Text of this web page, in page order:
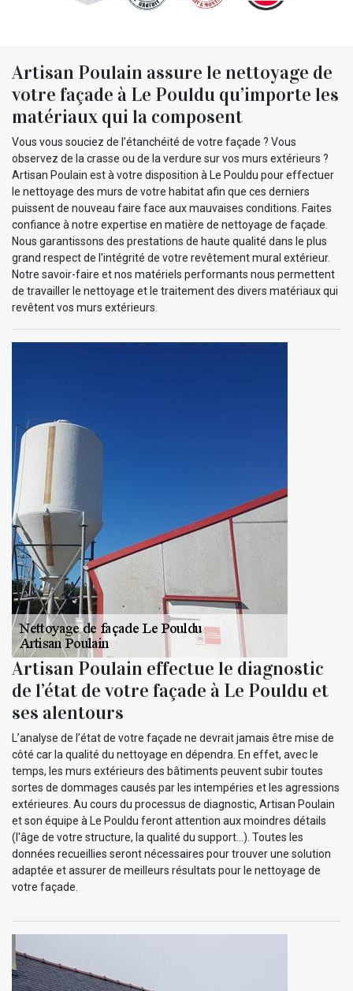
Artisan Poulain assure le nettoyage de
votre façade à Le Pouldu qu’importe les
matériaux qui la composent
Vous vous souciez de l’étanchéité de votre façade ? Vous
observez de la crasse ou de la verdure sur vos murs extérieurs ?
Artisan Poulain est à votre disposition à Le Pouldu pour effectuer
le nettoyage des murs de votre habitat afin que ces derniers
puissent de nouveau faire face aux mauvaises conditions. Faites
confiance à notre expertise en matière de nettoyage de façade.
Nous garantissons des prestations de haute qualité dans le plus
grand respect de l'intégrité de votre revêtement mural extérieur.
Notre savoir-faire et nos matériels performants nous permettent
de travailler le nettoyage et le traitement des divers matériaux qui
revêtent vos murs extérieurs.
Artisan Poulain effectue le diagnostic
de l’état de votre façade à Le Pouldu et
ses alentours
L’analyse de l’état de votre façade ne devrait jamais être mise de
côté car la qualité du nettoyage en dépendra. En effet, avec le
temps, les murs extérieurs des bâtiments peuvent subir toutes
sortes de dommages causés par les intempéries et les agressions
extérieures. Au cours du processus de diagnostic, Artisan Poulain
et son équipe à Le Pouldu feront attention aux moindres détails
(l'âge de votre structure, la qualité du support…). Toutes les
données recueillies seront nécessaires pour trouver une solution
adaptée et assurer de meilleurs résultats pour le nettoyage de
votre façade.